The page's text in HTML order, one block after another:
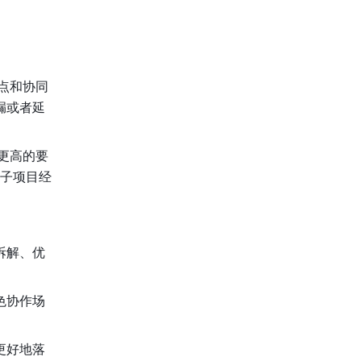
和协同
或者延
高的要
项目经
解、优
协作场
好地落